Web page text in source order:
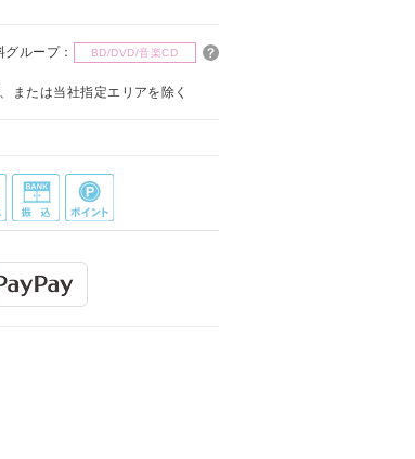
グループ： BD/DVD/音楽CD
または当社指定エリアを除く